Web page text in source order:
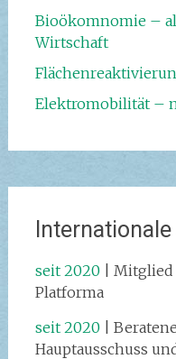
Bioökomnomie –
Wirtschaft
Elektromobilität –
seit 2020 |
Platforma
seit 2020 |
Hauptausschuss